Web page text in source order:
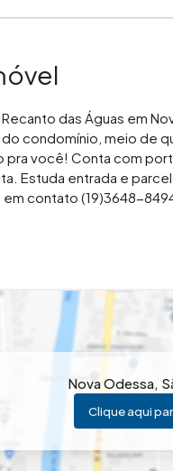
das Águas em
condomínio, meio de
você! Conta com
Estuda entrada e
contato (19)3648-
Nova Odessa,
Clique aqui